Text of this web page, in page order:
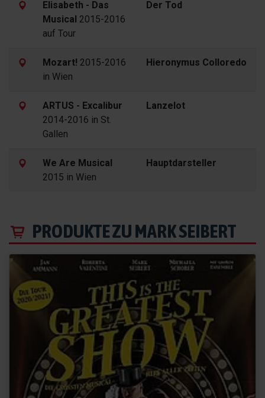
Elisabeth - Das
Musical 2015-2016
auf Tour
Der Tod
Mozart! 2015-2016
in Wien
Hieronymus Colloredo
ARTUS - Excalibur
2014-2016 in St.
Gallen
Lanzelot
We Are Musical
2015 in Wien
Hauptdarsteller
PRODUKTE ZU MARK SEIBERT